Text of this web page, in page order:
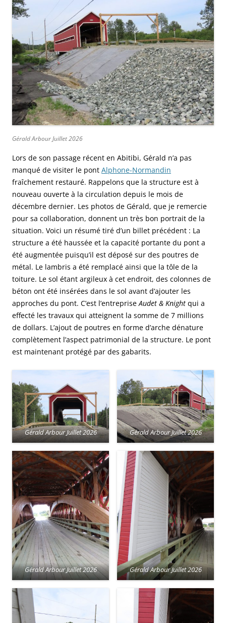
Gérald Arbour Juillet 2026
Lors de son passage récent en Abitibi, Gérald n’a pas
manqué de visiter le pont Alphone-Normandin
fraîchement restauré. Rappelons que la structure est à
nouveau ouverte à la circulation depuis le mois de
décembre dernier. Les photos de Gérald, que je remercie
pour sa collaboration, donnent un très bon portrait de la
situation. Voici un résumé tiré d’un billet précédent : La
structure a été haussée et la capacité portante du pont a
été augmentée puisqu’il est déposé sur des poutres de
métal. Le lambris a été remplacé ainsi que la tôle de la
toiture. Le sol étant argileux à cet endroit, des colonnes de
béton ont été insérées dans le sol avant d’ajouter les
approches du pont. C’est l’entrepriseAudet & Knight qui a
effecté les travaux qui atteignent la somme de 7 millions
de dollars. L’ajout de poutres en forme d’arche dénature
complètement l’aspect patrimonial de la structure. Le pont
est maintenant protégé par des gabarits.
Gérald Arbour Juillet 2026 Gérald Arbour Juillet 2026
Gérald Arbour Juillet 2026 Gérald Arbour Juillet 2026